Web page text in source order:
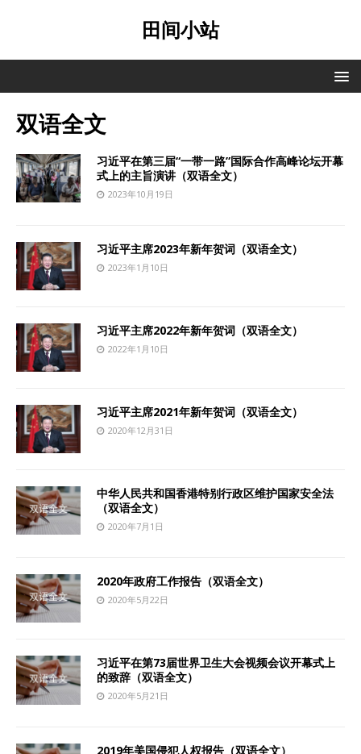
田间小站
双语全文
习近平在第三届“一带一路”国际合作高峰论坛开幕
式上的主旨演讲（双语全文）
2023年10月19日
习近平主席2023年新年贺词（双语全文）
2023年1月10日
习近平主席2022年新年贺词（双语全文）
2022年1月10日
习近平主席2021年新年贺词（双语全文）
2020年12月31日
中华人民共和国香港特别行政区维护国家安全法
（双语全文）
2020年7月1日
2020年政府工作报告（双语全文）
2020年5月22日
习近平在第73届世界卫生大会视频会议开幕式上
的致辞（双语全文）
2020年5月21日
2019年美国侵犯人权报告（双语全文）